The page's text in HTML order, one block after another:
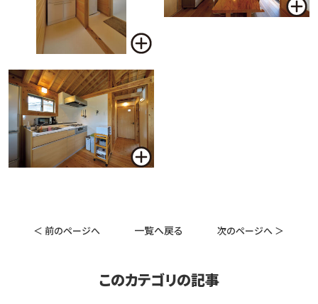
＜ 前のページへ 一覧へ戻る 次のページへ ＞
このカテゴリの記事